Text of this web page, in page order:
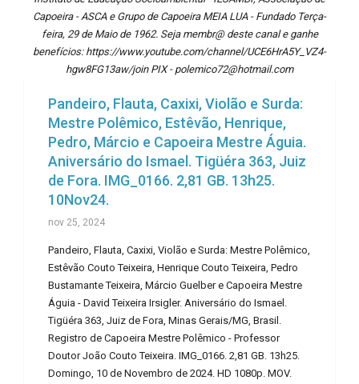
Capoeira - ASCA e Grupo de Capoeira MEIA LUA - Fundado Terça-
feira, 29 de Maio de 1962. Seja membr@ deste canal e ganhe
benefícios: https://www.youtube.com/channel/UCE6HrA5Y_VZ4-
hgw8FG13aw/join PIX - polemico72@hotmail.com
Pandeiro, Flauta, Caxixi, Violão e Surda:
Mestre Polêmico, Estêvão, Henrique,
Pedro, Márcio e Capoeira Mestre Águia.
Aniversário do Ismael. Tigüéra 363, Juiz
de Fora. IMG_0166. 2,81 GB. 13h25.
10Nov24.
nov 25, 2024
Pandeiro, Flauta, Caxixi, Violão e Surda: Mestre Polêmico,
Estêvão Couto Teixeira, Henrique Couto Teixeira, Pedro
Bustamante Teixeira, Márcio Guelber e Capoeira Mestre
Águia - David Teixeira Irsigler. Aniversário do Ismael.
Tigüéra 363, Juiz de Fora, Minas Gerais/MG, Brasil.
Registro de Capoeira Mestre Polêmico - Professor
Doutor João Couto Teixeira. IMG_0166. 2,81 GB. 13h25.
Domingo, 10 de Novembro de 2024. HD 1080p. MOV.